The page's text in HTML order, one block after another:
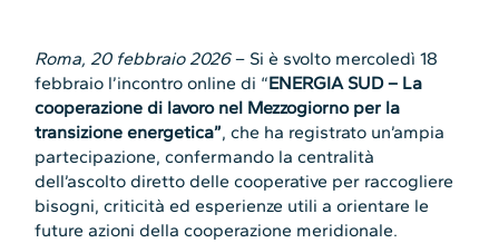
Roma, 20 febbraio 2026– Si è svolto mercoledì 18
febbraio l’incontro online di “ENERGIA SUD – La
cooperazione di lavoro nel Mezzogiorno per la
transizione energetica”, che ha registrato un’ampia
partecipazione, confermando la centralità
dell’ascolto diretto delle cooperative per raccogliere
bisogni, criticità ed esperienze utili a orientare le
future azioni della cooperazione meridionale.